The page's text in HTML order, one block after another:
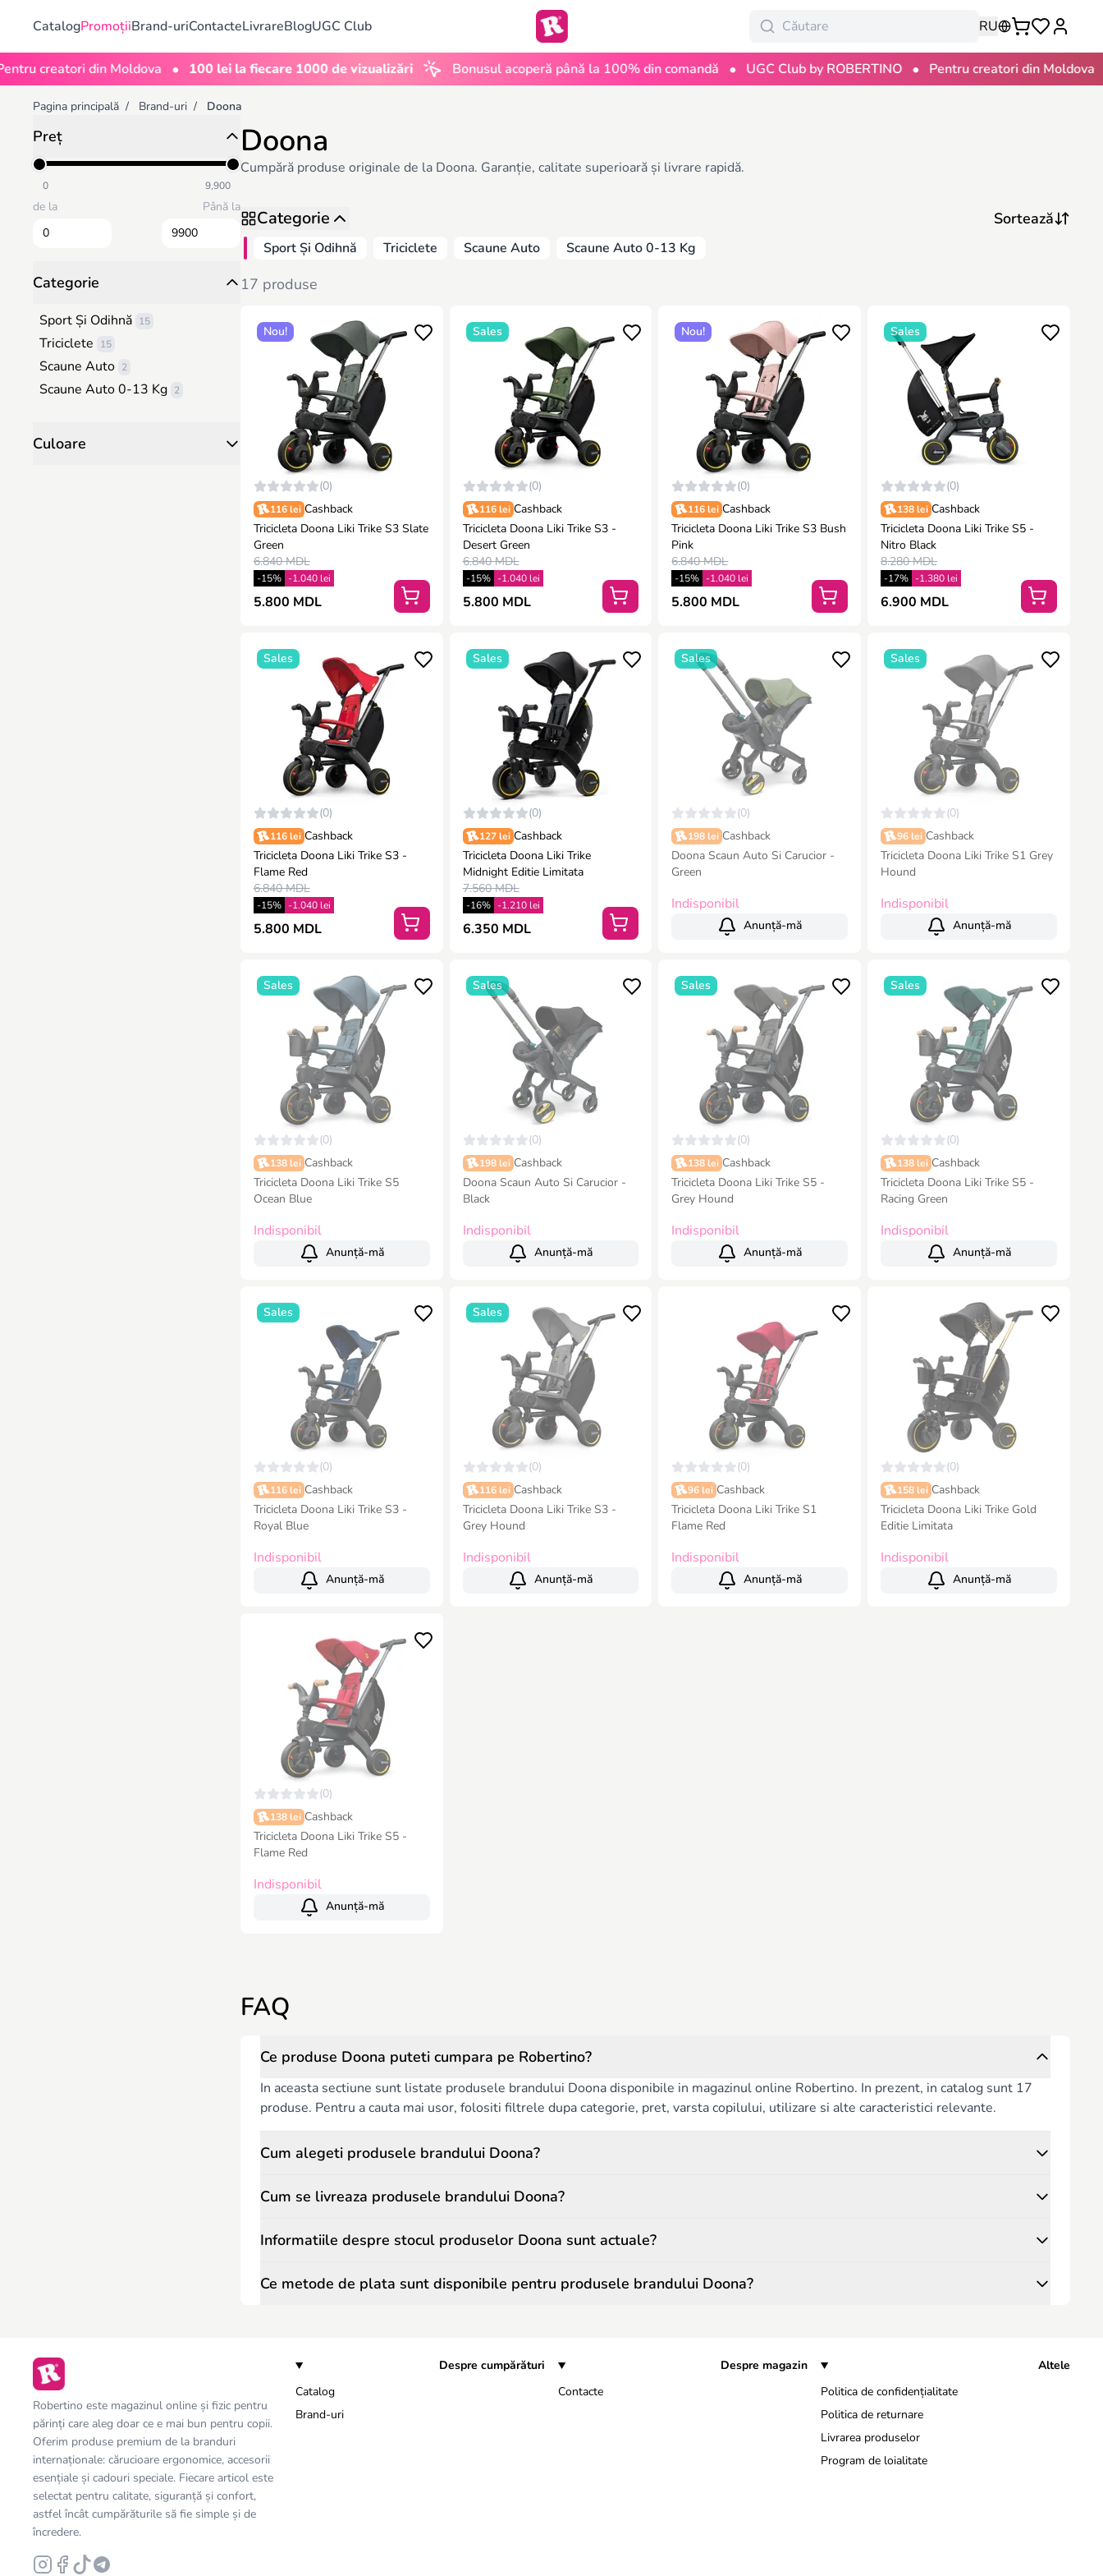
CatalogPromoțiiBrand-uriContacteLivrareBlogUGC Club RU
din Moldova • 100 lei la fiecare 1000 de vizualizări Bonusul acoperă până la 100% din comandă • UGC Club by ROBERTINO • Pentru creatori din Moldova •
Pagina principală / Brand-uri / Doona
Preț
0 9,900
de la Până la
Categorie
Sport Și Odihnă 15
Triciclete 15
Scaune Auto 2
Scaune Auto 0-13 Kg 2
Culoare
Doona
Cumpără produse originale de la Doona. Garanție, calitate superioară și livrare rapidă.
Categorie
Sport Și Odihnă Triciclete Scaune Auto Scaune Auto 0-13 Kg
17 produse
Nou!
(0)
116 lei Cashback
Tricicleta Doona Liki Trike S3 Slate
Green
6.840 MDL
-15% -1.040 lei
5.800 MDL
Sales
(0)
116 lei Cashback
Tricicleta Doona Liki Trike S3 -
Desert Green
6.840 MDL
-15% -1.040 lei
5.800 MDL
Nou!
(0)
116 lei Cashback
Tricicleta Doona Liki Trike S3 Bush
Pink
6.840 MDL
-15% -1.040 lei
5.800 MDL
Sales
(0)
138 lei Cashback
Tricicleta Doona Liki Trike S5 -
Nitro Black
8.280 MDL
-17% -1.380 lei
6.900 MDL
Sales
(0)
116 lei Cashback
Tricicleta Doona Liki Trike S3 -
Flame Red
6.840 MDL
-15% -1.040 lei
5.800 MDL
Sales
(0)
127 lei Cashback
Tricicleta Doona Liki Trike
Midnight Editie Limitata
7.560 MDL
-16% -1.210 lei
6.350 MDL
Sales
(0)
198 lei Cashback
Doona Scaun Auto Si Carucior -
Green
Indisponibil
Anunță-mă
Sales
(0)
96 lei Cashback
Tricicleta Doona Liki Trike S1 Grey
Hound
Indisponibil
Anunță-mă
Sales
(0)
138 lei Cashback
Tricicleta Doona Liki Trike S5
Ocean Blue
Indisponibil
Anunță-mă
Sales
(0)
198 lei Cashback
Doona Scaun Auto Si Carucior -
Black
Indisponibil
Anunță-mă
Sales
(0)
138 lei Cashback
Tricicleta Doona Liki Trike S5 -
Grey Hound
Indisponibil
Anunță-mă
Sales
(0)
138 lei Cashback
Tricicleta Doona Liki Trike S5 -
Racing Green
Indisponibil
Anunță-mă
Sales
(0)
116 lei Cashback
Tricicleta Doona Liki Trike S3 -
Royal Blue
Indisponibil
Anunță-mă
Sales
(0)
116 lei Cashback
Tricicleta Doona Liki Trike S3 -
Grey Hound
Indisponibil
Anunță-mă
(0)
96 lei Cashback
Tricicleta Doona Liki Trike S1
Flame Red
Indisponibil
Anunță-mă
(0)
158 lei Cashback
Tricicleta Doona Liki Trike Gold
Editie Limitata
Indisponibil
Anunță-mă
(0)
138 lei Cashback
Tricicleta Doona Liki Trike S5 -
Flame Red
Indisponibil
Anunță-mă
FAQ
Ce produse Doona puteti cumpara pe Robertino?
In aceasta sectiune sunt listate produsele brandului Doona disponibile in magazinul online Robertino. In prezent, in catalog sunt 17
produse. Pentru a cauta mai usor, folositi filtrele dupa categorie, pret, varsta copilului, utilizare si alte caracteristici relevante.
Cum alegeti produsele brandului Doona?
Cum se livreaza produsele brandului Doona?
Informatiile despre stocul produselor Doona sunt actuale?
Ce metode de plata sunt disponibile pentru produsele brandului Doona?
Despre cumpărături
Catalog
Brand-uri
Despre magazin
Contacte
Altele
Politica de confidențialitate
Politica de returnare
Livrarea produselor
Program de loialitate
Robertino este magazinul online și fizic pentru
părinți care aleg doar ce e mai bun pentru copii.
Oferim produse premium de la branduri
internaționale: cărucioare ergonomice, accesorii
esențiale și cadouri speciale. Fiecare articol este
selectat pentru calitate, siguranță și confort,
astfel încât cumpărăturile să fie simple și de
încredere.